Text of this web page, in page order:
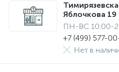
Яблочкова 19
ПН-ВС 10:00-
+7 (499) 577-
Нет в